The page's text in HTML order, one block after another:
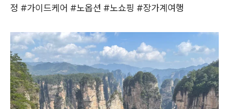
정 #가이드케어 #노옵션 #노쇼핑 #장가계여행